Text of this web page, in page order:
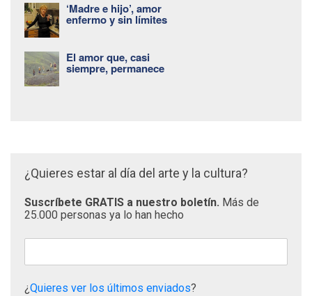
‘Madre e hijo’, amor
enfermo y sin límites
El amor que, casi
siempre, permanece
¿Quieres estar al día del arte y la cultura?
Suscríbete GRATIS a nuestro boletín. Más de
25.000 personas ya lo han hecho
¿Quieres ver los últimos enviados?